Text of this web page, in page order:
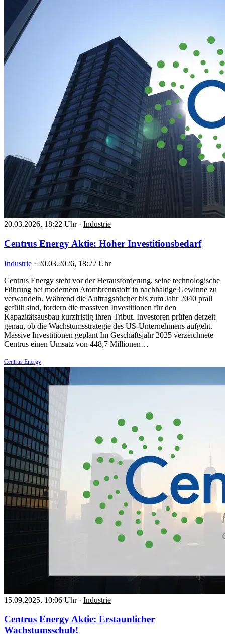
20.03.2026, 18:22 Uhr · Industrie
Centrus Energy Aktie: Hoher Investitionsbedarf
Industrie · 20.03.2026, 18:22 Uhr
Centrus Energy steht vor der Herausforderung, seine technologische
Führung bei modernem Atombrennstoff in nachhaltige Gewinne zu
verwandeln. Während die Auftragsbücher bis zum Jahr 2040 prall
gefüllt sind, fordern die massiven Investitionen für den
Kapazitätsausbau kurzfristig ihren Tribut. Investoren prüfen derzeit
genau, ob die Wachstumsstrategie des US-Unternehmens aufgeht.
Massive Investitionen geplant Im Geschäftsjahr 2025 verzeichnete
Centrus einen Umsatz von 448,7 Millionen…
Centrus Energy
15.09.2025, 10:06 Uhr · Industrie
Centrus Energy Aktie: Erstaunlicher
Wachstumsschub!